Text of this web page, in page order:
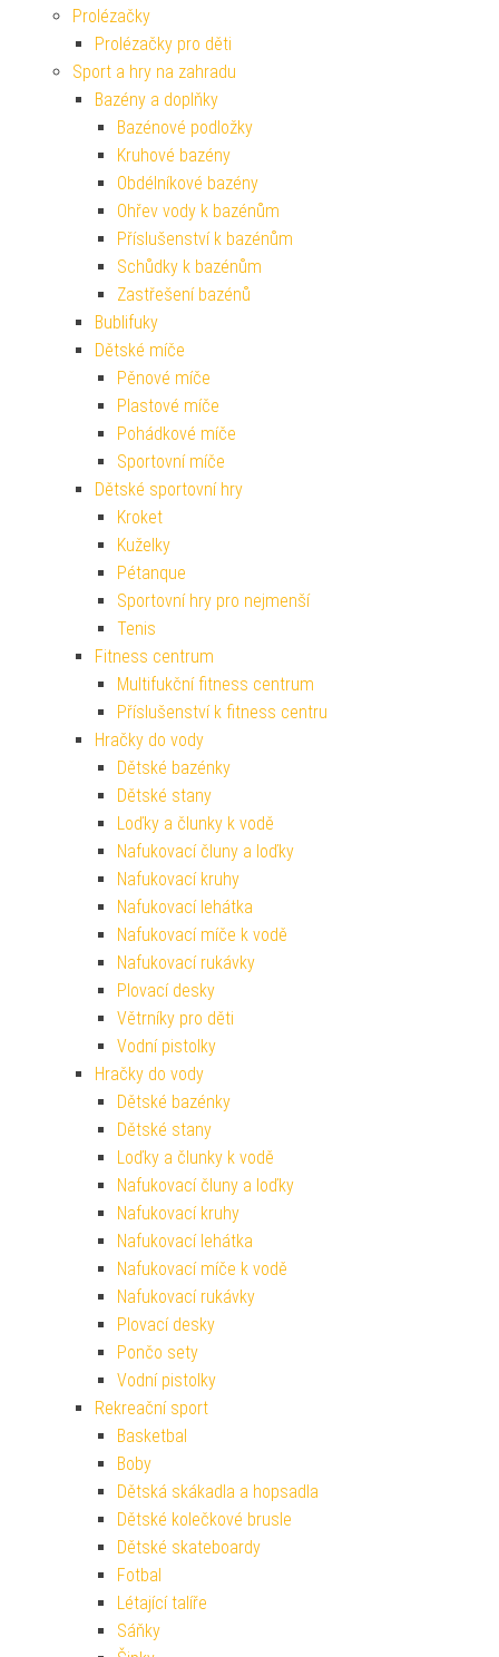
Prolézačky
Prolézačky pro děti
Sport a hry na zahradu
Bazény a doplňky
Bazénové podložky
Kruhové bazény
Obdélníkové bazény
Ohřev vody k bazénům
Příslušenství k bazénům
Schůdky k bazénům
Zastřešení bazénů
Bublifuky
Dětské míče
Pěnové míče
Plastové míče
Pohádkové míče
Sportovní míče
Dětské sportovní hry
Kroket
Kuželky
Pétanque
Sportovní hry pro nejmenší
Tenis
Fitness centrum
Multifukční fitness centrum
Příslušenství k fitness centru
Hračky do vody
Dětské bazénky
Dětské stany
Loďky a člunky k vodě
Nafukovací čluny a loďky
Nafukovací kruhy
Nafukovací lehátka
Nafukovací míče k vodě
Nafukovací rukávky
Plovací desky
Větrníky pro děti
Vodní pistolky
Hračky do vody
Dětské bazénky
Dětské stany
Loďky a člunky k vodě
Nafukovací čluny a loďky
Nafukovací kruhy
Nafukovací lehátka
Nafukovací míče k vodě
Nafukovací rukávky
Plovací desky
Pončo sety
Vodní pistolky
Rekreační sport
Basketbal
Boby
Dětská skákadla a hopsadla
Dětské kolečkové brusle
Dětské skateboardy
Fotbal
Létající talíře
Sáňky